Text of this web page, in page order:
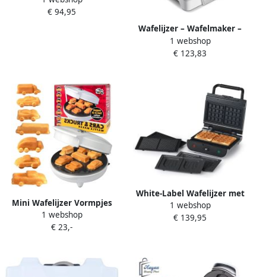
Wafelijzer Powder White
€ 94,95
Wafelijzer – Wafelmaker –
Anti Aanbak Wafelijzer bak
apparaat
1 webshop
€ 123,83
Mini Wafelijzer Vormpjes
Wafels Kinderontbijt Maken
7 Voertuig Vormen Compact
1 webshop
€ 23,-
White-Label Wafelijzer met
verwisselbare platen
Wafelijzer Wit
1 webshop
€ 139,95